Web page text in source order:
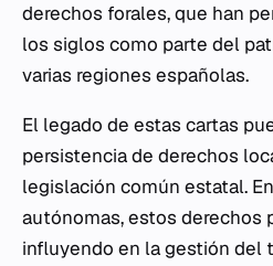
derechos forales, que han
los siglos como parte del
varias regiones españolas.
El legado de estas cartas
persistencia de derechos
legislación común estatal.
autónomas, estos derechos
influyendo en la gestión del